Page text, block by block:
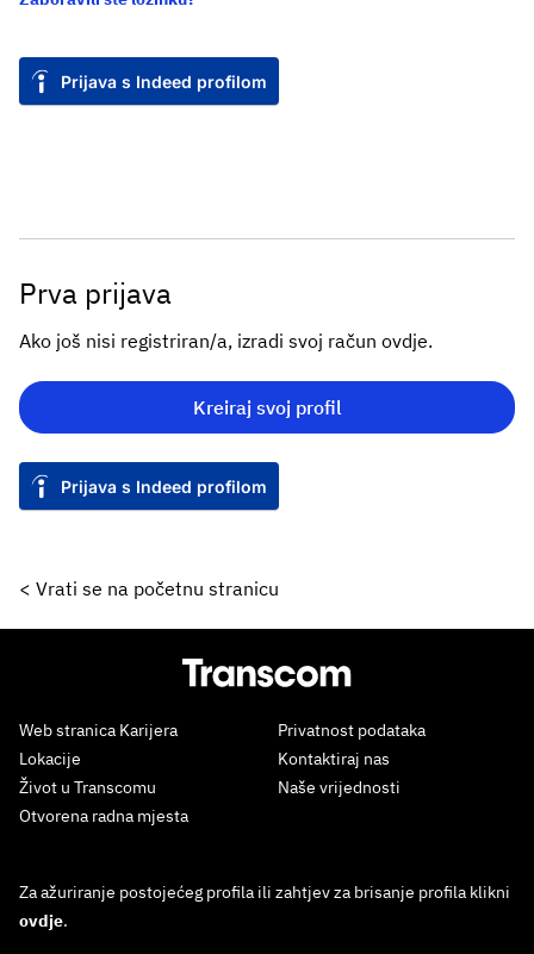
Prijava s Indeed profilom
Prva prijava
Ako još nisi registriran/a, izradi svoj račun ovdje.
Kreiraj svoj profil
Prijava s Indeed profilom
< Vrati se na početnu stranicu
Web stranica Karijera
Lokacije
Život u Transcomu
Otvorena radna mjesta
Privatnost podataka
Kontaktiraj nas
Naše vrijednosti
Za ažuriranje postojećeg profila ili zahtjev za brisanje profila klikni
ovdje.